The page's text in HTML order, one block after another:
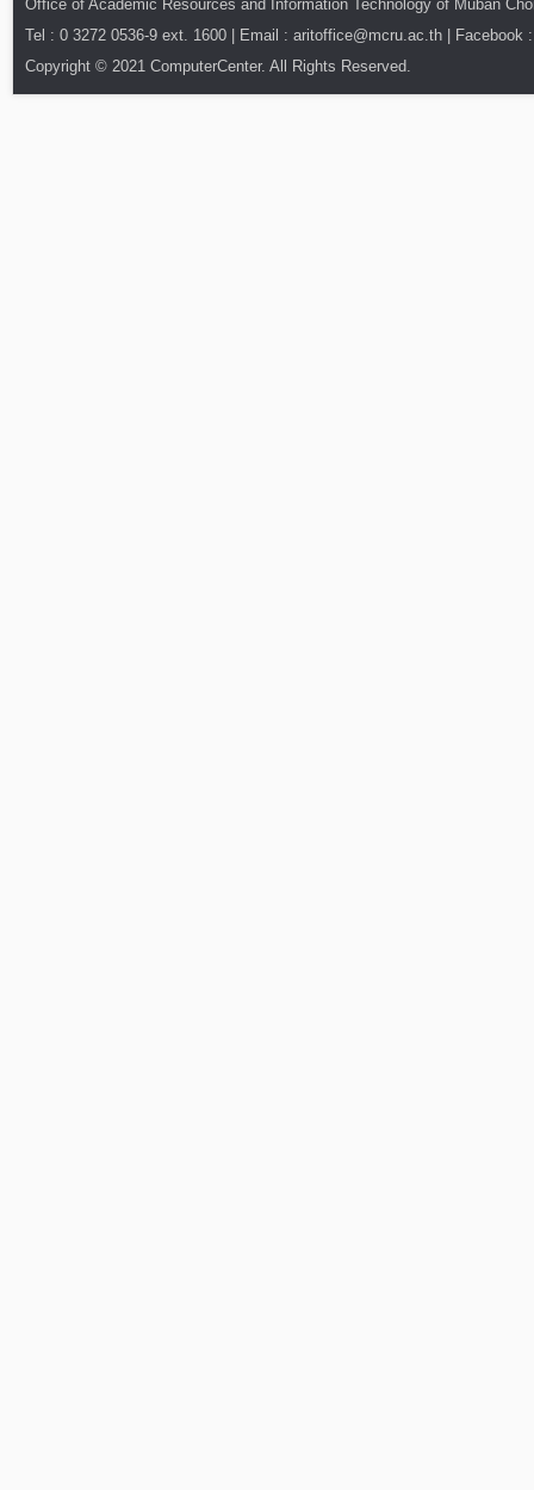
Office of Academic Resources and Information Technology of Muban
Tel : 0 3272 0536-9 ext. 1600 | Email : aritoffice@mcru.ac.th | Facebook
Copyright © 2021 ComputerCenter. All Rights Reserved.